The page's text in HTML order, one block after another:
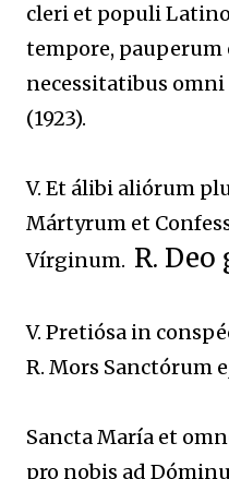
cleri et populi
tempore, pauperum
necessitatibus
(1923).
V. Et álibi aliórum
Mártyrum et
Vírginum. R. Deo
V. Pretiósa in
R. Mors Sanctórum
Sancta María et
pro nobis ad